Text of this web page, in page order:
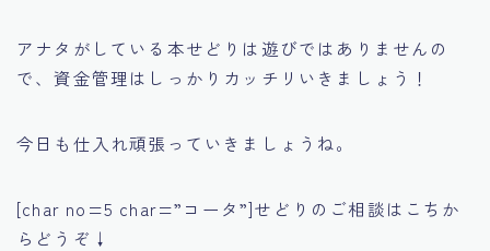
アナタがしている本せどりは遊びではありませんの
で、資金管理はしっかりカッチリいきましょう！
今日も仕入れ頑張っていきましょうね。
[char no=5 char=”コータ”]せどりのご相談はこちか
らどうぞ↓